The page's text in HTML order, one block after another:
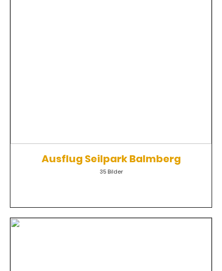
Ausflug Seilpark Balmberg
35 Bilder